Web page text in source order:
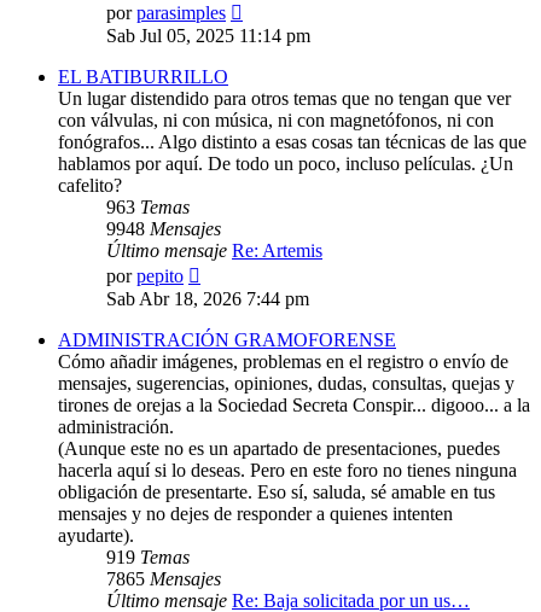
porparasimples
último
mensaje
Sab Jul 05, 2025 11:14 pm
EL BATIBURRILLO
Un lugar distendido para otros temas que no tengan que ver
con válvulas, ni con música, ni con magnetófonos, ni con
fonógrafos... Algo distinto a esas cosas tan técnicas de las que
hablamos por aquí. De todo un poco, incluso películas. ¿Un
cafelito?
963 Temas
9948 Mensajes
Último mensaje Re: Artemis
porpepito
último
Sab Abr 18, 2026 7:44 pm
ADMINISTRACIÓN GRAMOFORENSE
Cómo añadir imágenes, problemas en el registro o envío de
mensajes, sugerencias, opiniones, dudas, consultas, quejas y
tirones de orejas a la Sociedad Secreta Conspir... digooo... a la
administración.
(Aunque este no es un apartado de presentaciones, puedes
hacerla aquí si lo deseas. Pero en este foro no tienes ninguna
obligación de presentarte. Eso sí, saluda, sé amable en tus
mensajes y no dejes de responder a quienes intenten
ayudarte).
919 Temas
7865 Mensajes
Último mensaje Re: Baja solicitada por un us…